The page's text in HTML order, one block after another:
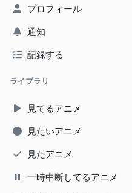
プロフィール
通知
記録する
ライブラリ
見てるアニメ
見たいアニメ
見たアニメ
一時中断してるアニメ